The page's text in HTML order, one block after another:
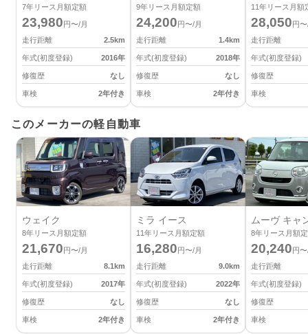
7年リース月額定額
23,980円〜/月
走行距離
2.5km
年式(初度登録) 2016年
修復歴 なし
車検 2年付き
9年リース月額定額
24,200円〜/月
走行距離
1.4km
年式(初度登録) 2018年
修復歴 なし
車検 2年付き
11年リース月額
28,050円
走行距離
年式(初度登録)
修復歴
車検
このメーカーの軽自動車
ウェイク
8年リース月額定額
21,670円〜/月
走行距離
8.1km
年式(初度登録) 2017年
修復歴 なし
車検 2年付き
ミラ イース
11年リース月額定額
16,280円〜/月
走行距離
9.0km
年式(初度登録) 2022年
修復歴 なし
車検 2年付き
ムーヴ キャ
8年リース月額
20,240円
走行距離
年式(初度登録)
修復歴
車検